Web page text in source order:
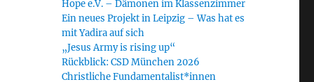
Hope e.V. – Dämonen im Klassenzimmer
Ein neues Projekt in Leipzig – Was hat es
mit Yadira auf sich
„Jesus Army is rising up“
Rückblick: CSD München 2026
Christliche Fundamentalist*innen